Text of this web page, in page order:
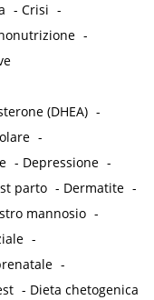
-Crisi -
-
(DHEA) -
-
- Depressione -
parto - Dermatite -
mannosio -
-
-
- Dieta chetogenica